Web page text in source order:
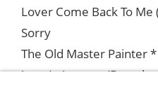
Lover Come Back To
Sorry
The Old Master Painter *
June In January